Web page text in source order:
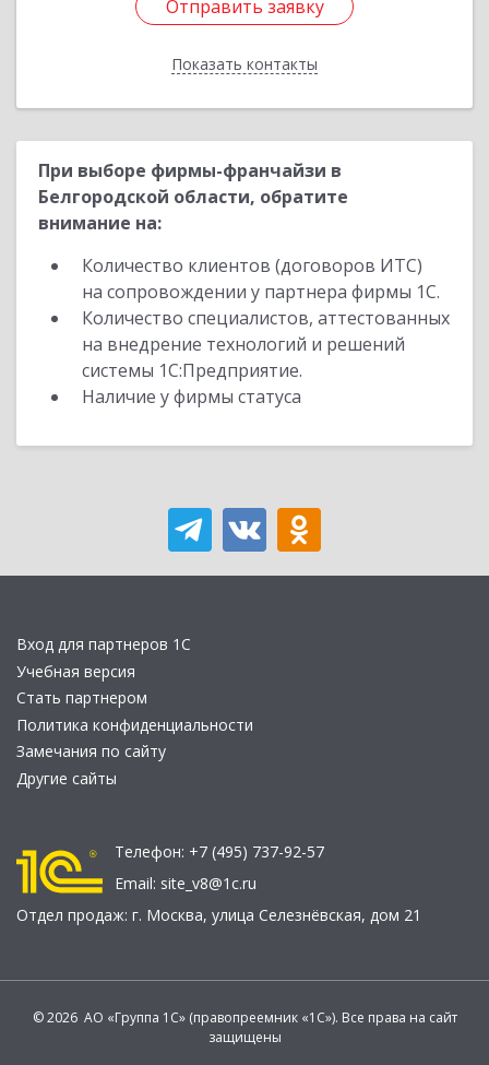
Отправить заявку
Показать контакты
Отправить заявку
Назад
При выборе фирмы-франчайзи в
Белгородской области, обратите
внимание на:
Количество клиентов (договоров ИТС)
на сопровождении у партнера фирмы 1С.
Количество специалистов, аттестованных
на внедрение технологий и решений
системы 1С:Предприятие.
Наличие у фирмы статуса
Вход для партнеров 1С
Учебная версия
Стать партнером
Политика конфиденциальности
Замечания по сайту
Другие сайты
Телефон: +7 (495) 737-92-57
Email: site_v8@1c.ru
Отдел продаж: г. Москва, улица Селезнёвская, дом 21
© 2026 АО «Группа 1С» (правопреемник «1С»). Все права на сайт
защищены